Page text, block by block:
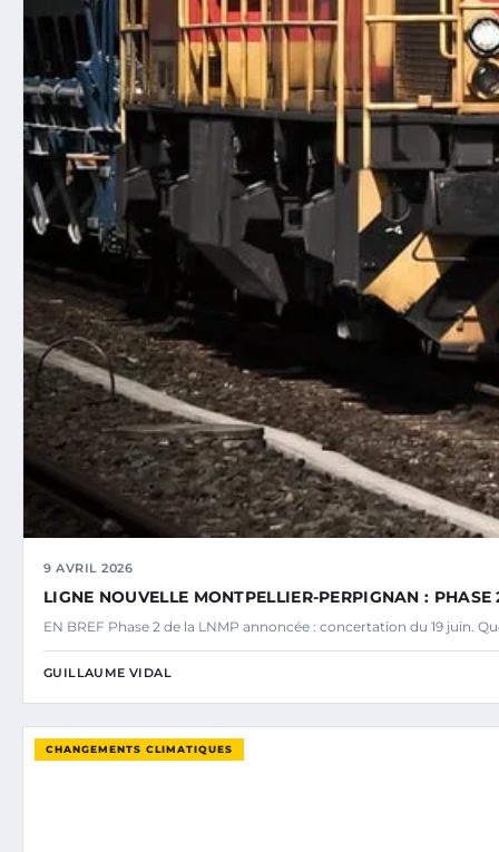
9 AVRIL 2026
LIGNE NOUVELLE MONTPELLIER-PERPIGNAN :
EN BREF Phase 2 de la LNMP annoncée : concertation du 19 juin.
GUILLAUME VIDAL
CHANGEMENTS CLIMATIQUES